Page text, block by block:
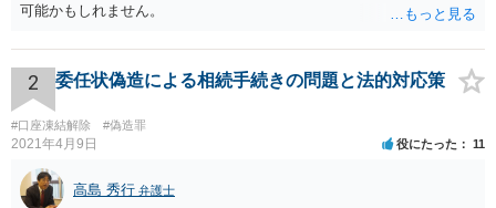
可能かもしれません。
2 委任状偽造による相続手続きの問題と法的対応策
#口座凍結解除 #偽造罪
2021年4月9日 役にたった 11
高島 秀行 弁護士